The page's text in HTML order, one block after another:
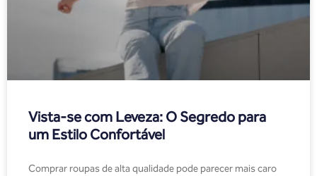
Vista-se com Leveza: O Segredo para
um Estilo Confortável
Comprar roupas de alta qualidade pode parecer mais caro